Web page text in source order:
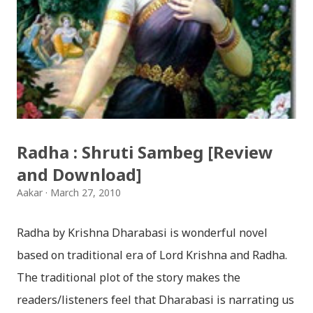
jaha chhan buddha ka aakha - bhaktaraj acharya
Download Patriotic Nepali Song: नेपालले के गर्यो मलाई, भन्न
छोडिदेउ Download: रातो र चन्द्र सुर्य / raato ra chandra
surya (रचनाकार: गोपाल प्रसाद रिमाल, गायक: फत्तेमान, संगीत:
अम्बर गुरुङ) Download: सयथरि बाजा एउटै ताल / saya thari
मरेपनि मेरो देश बाँचिराखोस / ma marepan...
Radha : Shruti Sambeg [Review
and Download]
Aakar March 27, 2010
Radha by Krishna Dharabasi is wonderful novel
based on traditional era of Lord Krishna and Radha.
The traditional plot of the story makes the
readers/listeners feel that Dharabasi is narrating us